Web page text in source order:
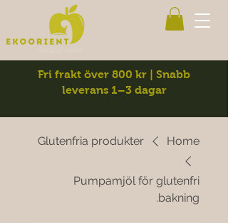
Fri frakt över 800 kr | Snabb
leverans 1–3 dagar
Home
Glutenfria produkter
Pumpamjöl för glutenfri
bakning.